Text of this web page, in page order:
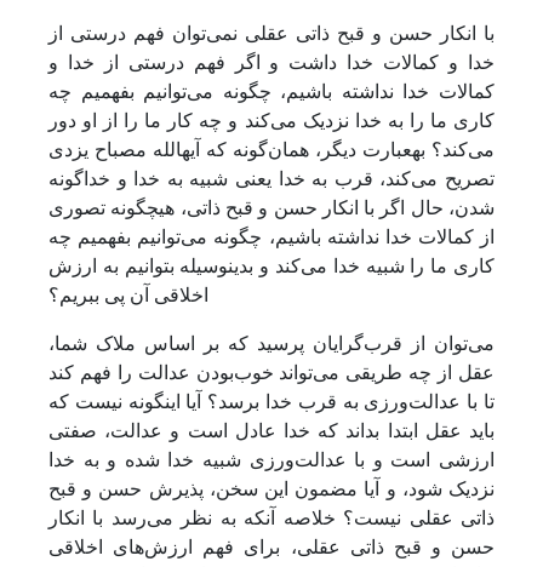
با انکار حسن و قبح ذاتی عقلی نمی‌توان فهم درستی از
خدا و کمالات خدا داشت و اگر فهم درستی از خدا و
کمالات خدا نداشته باشیم، چگونه می‌توانیم بفهمیم چه
کاری ما را به خدا نزدیک می‌کند و چه کار ما را از او دور
می‌کند؟ به­عبارت دیگر، همان‌گونه که آیه­الله مصباح یزدی
تصریح می‌کند، قرب به خدا یعنی شبیه به خدا و خداگونه
شدن، حال اگر با انکار حسن و قبح ذاتی، هیچ­گونه تصوری
از کمالات خدا نداشته باشیم، چگونه می‌توانیم بفهمیم چه
کاری ما را شبیه خدا می‌کند و بدین­وسیله بتوانیم به ارزش
اخلاقی آن پی ببریم؟
می‌توان از قرب‌گرایان پرسید که بر اساس ملاک شما،
عقل از چه طریقی می‌تواند خوب‌بودن عدالت را فهم کند
تا با عدالت‌ورزی به قرب خدا برسد؟ آیا این­گونه نیست که
باید عقل ابتدا بداند که خدا عادل است و عدالت، صفتی
ارزشی است و با عدالت‌ورزی شبیه خدا شده و به خدا
نزدیک شود، و آیا مضمون این سخن، پذیرش حسن و قبح
ذاتی عقلی نیست؟ خلاصه آنکه به نظر می‌رسد با انکار
حسن و قبح ذاتی عقلی، برای فهم ارزش‌های اخلاقی